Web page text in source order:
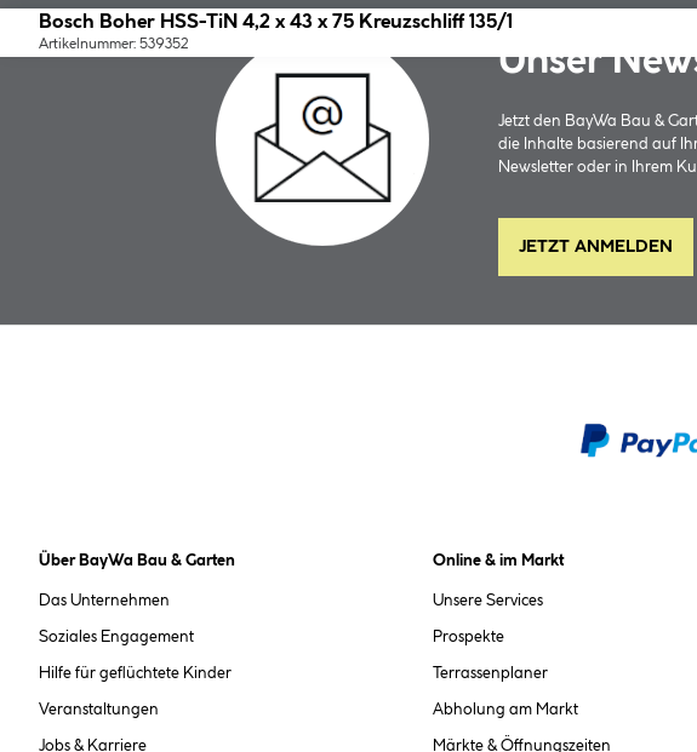
Bosch Boher HSS-TiN 4,2 x 43 x 75 Kreuzschliff 135/1
Artikelnummer: 539352 Unser
Jetzt den BayWa Bau &
die Inhalte basierend auf
Newsletter oder in Ihrem
JETZT ANMELDEN
Über BayWa Bau & Garten
Das Unternehmen
Soziales Engagement
Hilfe für geflüchtete Kinder
Veranstaltungen
Jobs & Karriere
Online & im Markt
Unsere Services
Prospekte
Terrassenplaner
Abholung am Markt
Märkte & Öffnungszeiten